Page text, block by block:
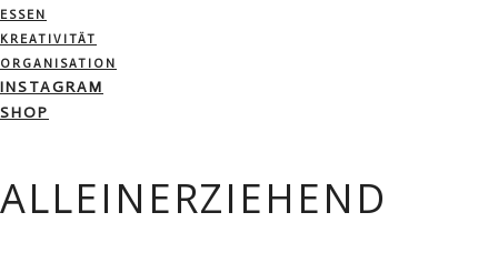
ESSEN
KREATIVITÄT
ORGANISATION
INSTAGRAM
SHOP
ALLEINERZIEHEND